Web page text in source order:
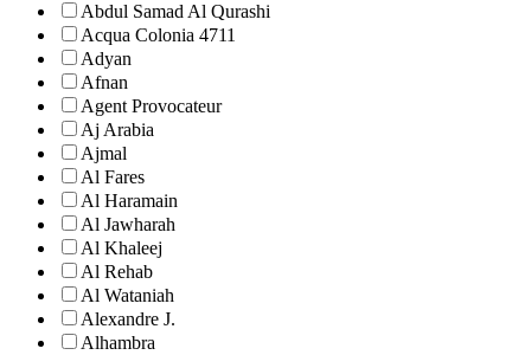
Abdul Samad Al Qurashi
Acqua Colonia 4711
Adyan
Afnan
Agent Provocateur
Aj Arabia
Ajmal
Al Fares
Al Haramain
Al Jawharah
Al Khaleej
Al Rehab
Al Wataniah
Alexandre J.
Alhambra